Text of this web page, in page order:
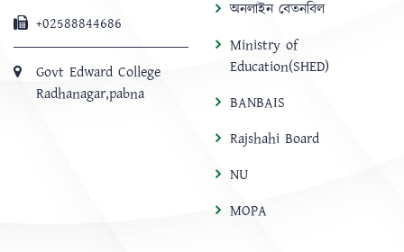
+02588844686
Govt Edward College
Radhanagar,pabna
অনলাইন বেতনবিল
Ministry of
Education(SHED)
BANBAIS
Rajshahi Board
NU
MOPA